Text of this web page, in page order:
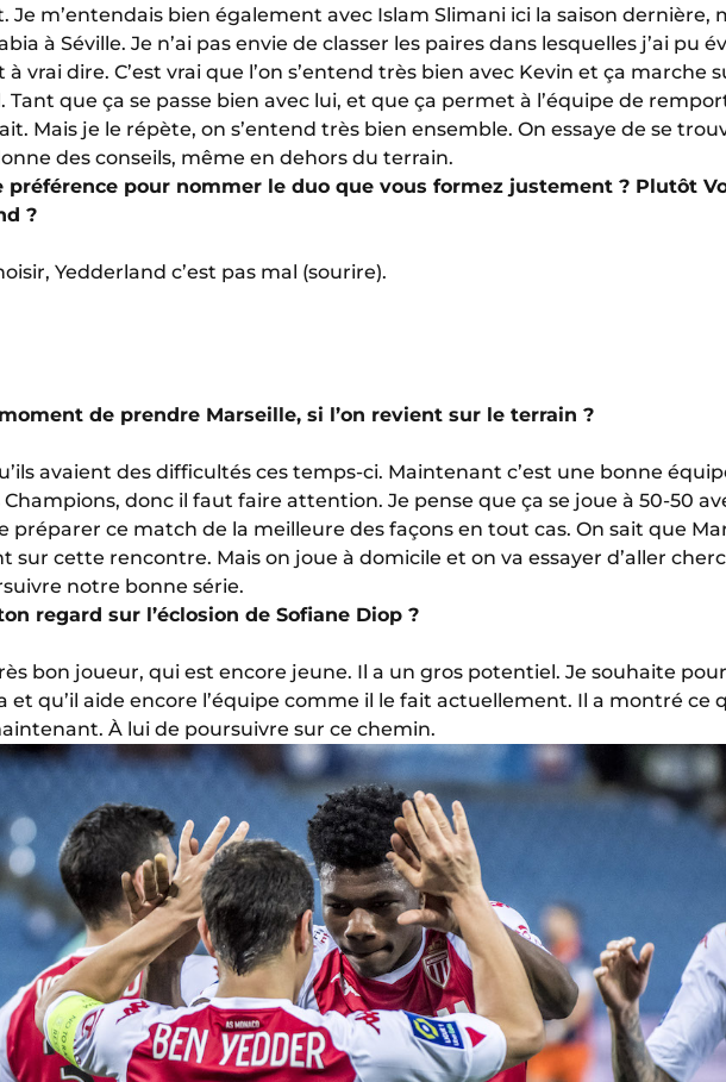
Je m’entendais bien également avec Islam Slimani ici la saison dernière,
à Séville. Je n’ai pas envie de classer les paires dans lesquelles j’ai pu
vrai dire. C’est vrai que l’on s’entend très bien avec Kevin et ça marche
Tant que ça se passe bien avec lui, et que ça permet à l’équipe de
Mais je le répète, on s’entend très bien ensemble. On essaye de se
des conseils, même en dehors du terrain.
préférence pour nommer le duo que vous formez justement ? Plutôt
?
Yedderland c’est pas mal (sourire).
de prendre Marseille, si l’on revient sur le terrain ?
avaient des difficultés ces temps-ci. Maintenant c’est une bonne
Champions, donc il faut faire attention. Je pense que ça se joue à 50-50
préparer ce match de la meilleure des façons en tout cas. On sait que
sur cette rencontre. Mais on joue à domicile et on va essayer d’aller
notre bonne série.
regard sur l’éclosion de Sofiane Diop ?
bon joueur, qui est encore jeune. Il a un gros potentiel. Je souhaite
et qu’il aide encore l’équipe comme il le fait actuellement. Il a montré ce
À lui de poursuivre sur ce chemin.